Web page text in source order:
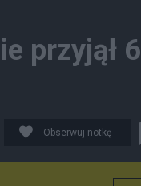
przyjął 6
Obserwuj notkę